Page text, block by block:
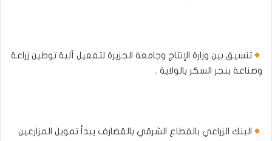
تنسيق بين وزارة الإنتاج وجامعة الجزيرة لتفعيل آلية توطين زراعة
وصناعة بنجر السكر بالولاية .
البنك الزراعي بالقطاع الشرقي بالقضارف يبدأ تمويل المزارعين